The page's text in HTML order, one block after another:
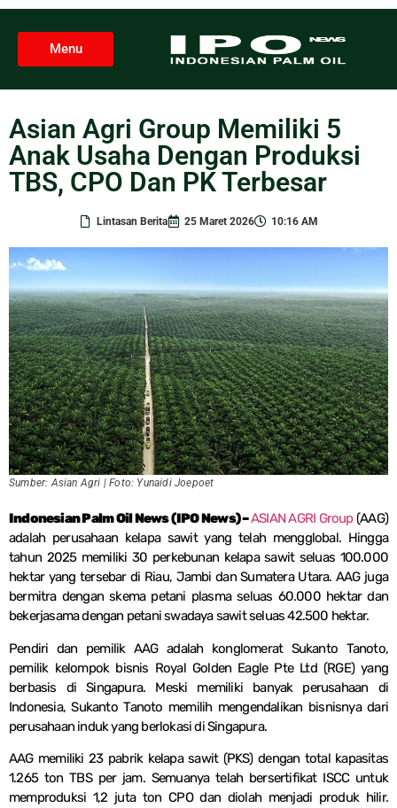
Menu
Asian Agri Group Memiliki 5
Anak Usaha Dengan Produksi
TBS, CPO Dan PK Terbesar
Lintasan Berita 25 Maret 2026 10:16 AM
Sumber: Asian Agri | Foto: Yunaidi Joepoet
Indonesian Palm Oil News (IPO News) –ASIAN AGRI Group(AAG)
adalah perusahaan kelapa sawit yang telah mengglobal. Hingga
tahun 2025 memiliki 30 perkebunan kelapa sawit seluas 100.000
hektar yang tersebar di Riau, Jambi dan Sumatera Utara. AAG juga
bermitra dengan skema petani plasma seluas 60.000 hektar dan
bekerjasama dengan petani swadaya sawit seluas 42.500 hektar.
Pendiri dan pemilik AAG adalah konglomerat Sukanto Tanoto,
pemilik kelompok bisnis Royal Golden Eagle Pte Ltd (RGE) yang
berbasis di Singapura. Meski memiliki banyak perusahaan di
Indonesia, Sukanto Tanoto memilih mengendalikan bisnisnya dari
perusahaan induk yang berlokasi di Singapura.
AAG memiliki 23 pabrik kelapa sawit (PKS) dengan total kapasitas
1.265 ton TBS per jam. Semuanya telah bersertifikat ISCC untuk
memproduksi 1,2 juta ton CPO dan diolah menjadi produk hilir.